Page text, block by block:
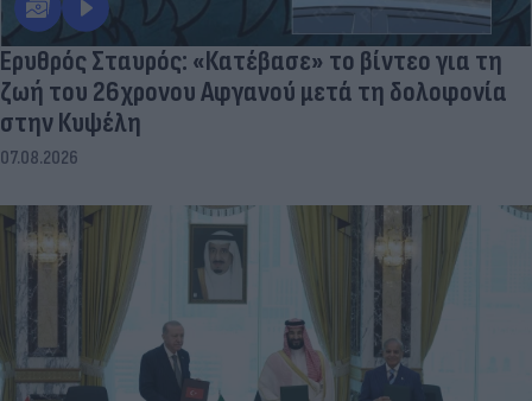
Ερυθρός Σταυρός: «Κατέβασε» το βίντεο για τη
ζωή του 26χρονου Αφγανού μετά τη δολοφονία
στην Κυψέλη
07.08.2026